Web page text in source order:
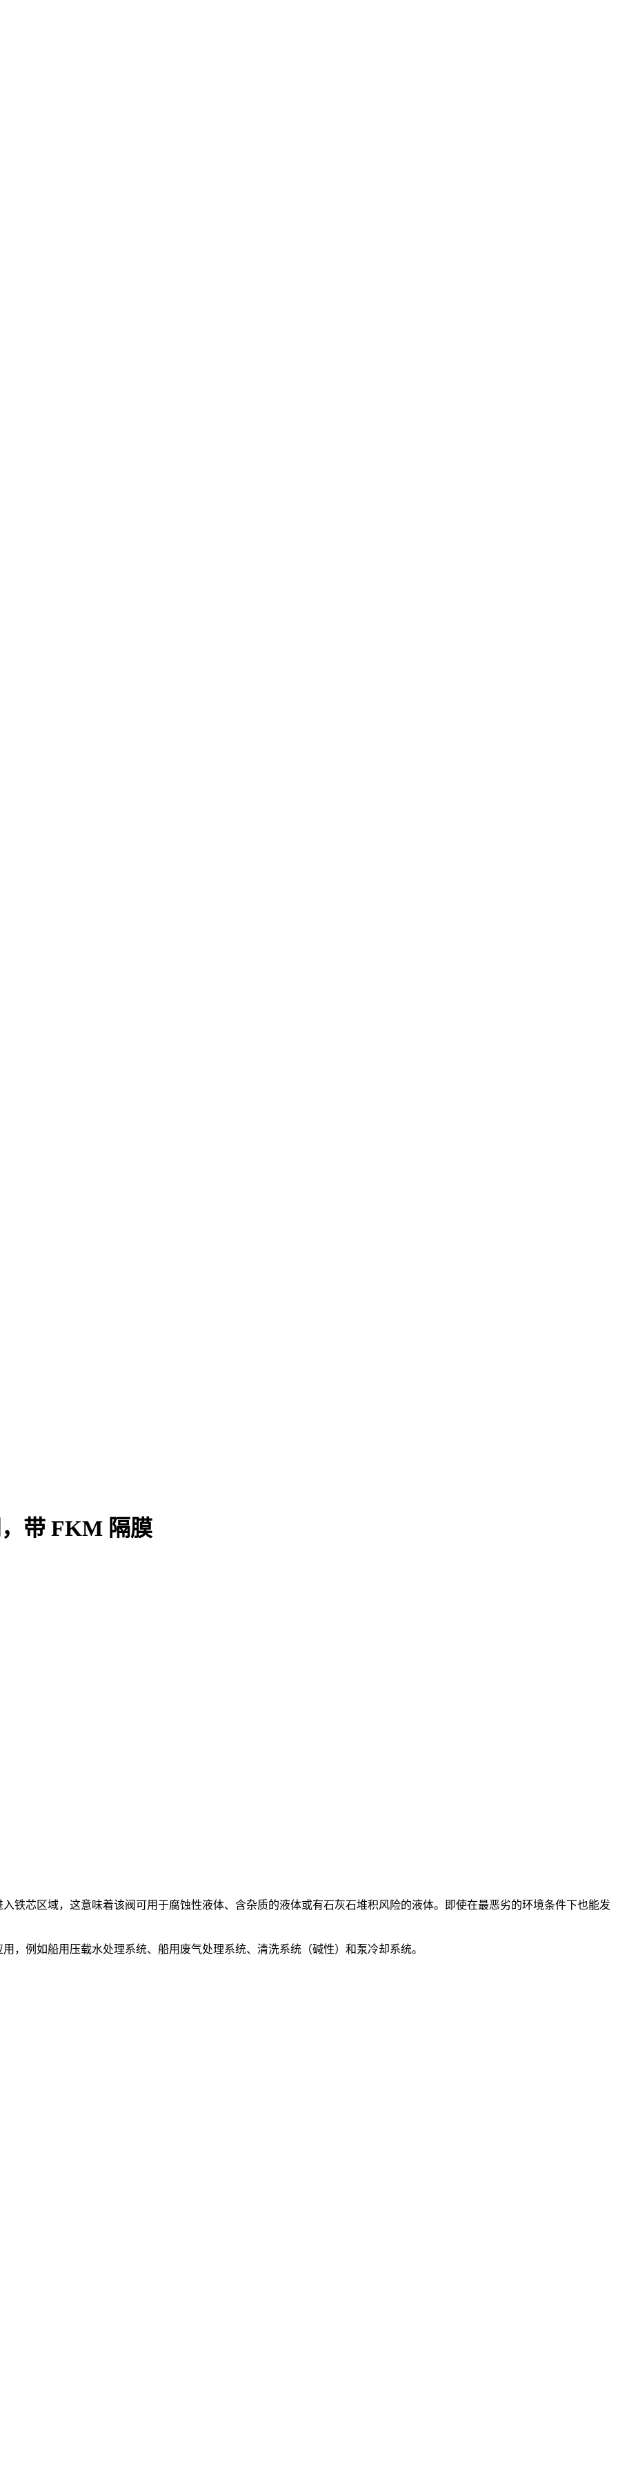
带 FKM 隔膜
铁芯区域，这意味着该阀可用于腐蚀性液体、含杂质的液体或有石灰石堆积风险的液体。即使在最恶劣的环境条件下也能发
，例如船用压载水处理系统、船用废气处理系统、清洗系统（碱性）和泵冷却系统。